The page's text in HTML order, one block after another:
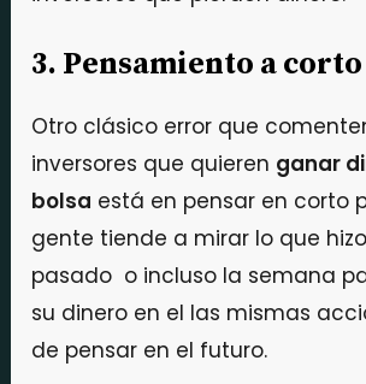
3. Pensamiento a
Otro clásico error que
inversores que quieren ganar
bolsa está en pensar en corto
gente tiende a mirar lo que
pasado o incluso la semana
su dinero en el las mismas
de pensar en el futuro.